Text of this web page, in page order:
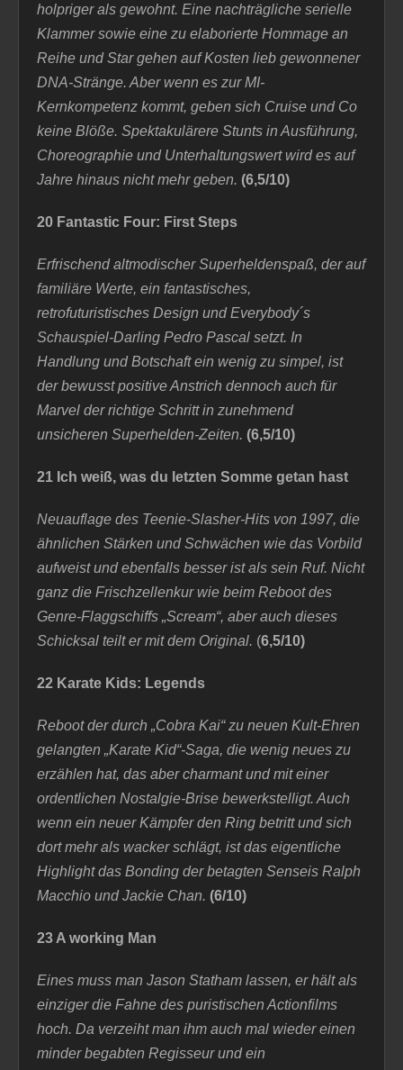
holpriger als gewohnt. Eine nachträgliche serielle
Klammer sowie eine zu elaborierte Hommage an
Reihe und Star gehen auf Kosten lieb gewonnener
DNA-Stränge. Aber wenn es zur MI-
Kernkompetenz kommt, geben sich Cruise und Co
keine Blöße. Spektakulärere Stunts in Ausführung,
Choreographie und Unterhaltungswert wird es auf
Jahre hinaus nicht mehr geben. (6,5/10)
20 Fantastic Four: First Steps
Erfrischend altmodischer Superheldenspaß, der auf
familiäre Werte, ein fantastisches,
retrofuturistisches Design und Everybody´s
Schauspiel-Darling Pedro Pascal setzt. In
Handlung und Botschaft ein wenig zu simpel, ist
der bewusst positive Anstrich dennoch auch für
Marvel der richtige Schritt in zunehmend
unsicheren Superhelden-Zeiten. (6,5/10)
21 Ich weiß, was du letzten Somme getan hast
Neuauflage des Teenie-Slasher-Hits von 1997, die
ähnlichen Stärken und Schwächen wie das Vorbild
aufweist und ebenfalls besser ist als sein Ruf. Nicht
ganz die Frischzellenkur wie beim Reboot des
Genre-Flaggschiffs „Scream“, aber auch dieses
Schicksal teilt er mit dem Original. (6,5/10)
22 Karate Kids: Legends
Reboot der durch „Cobra Kai“ zu neuen Kult-Ehren
gelangten „Karate Kid“-Saga, die wenig neues zu
erzählen hat, das aber charmant und mit einer
ordentlichen Nostalgie-Brise bewerkstelligt. Auch
wenn ein neuer Kämpfer den Ring betritt und sich
dort mehr als wacker schlägt, ist das eigentliche
Highlight das Bonding der betagten Senseis Ralph
Macchio und Jackie Chan. (6/10)
23 A working Man
Eines muss man Jason Statham lassen, er hält als
einziger die Fahne des puristischen Actionfilms
hoch. Da verzeiht man ihm auch mal wieder einen
minder begabten Regisseur und ein